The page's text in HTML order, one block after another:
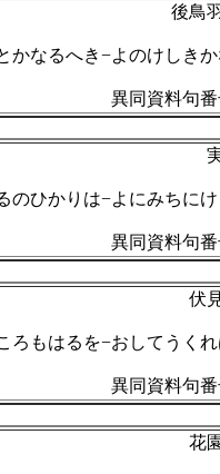
後鳥
かなるへき−よのけしきか
異同資料句番
のひかりは−よにみちにけ
異同資料句番
伏
ろもはるを−おしてうくれ
異同資料句番
花